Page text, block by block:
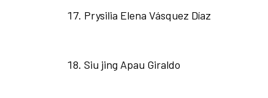
Prysilia Elena Vásquez Díaz
Siu jing Apau Giraldo